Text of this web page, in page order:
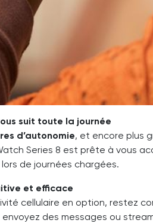
suit toute la journée
d’autonomie, et encore plus
Series 8 est prête à vous
lors de journées chargées.
et efficace
cellulaire en option, restez
des messages ou